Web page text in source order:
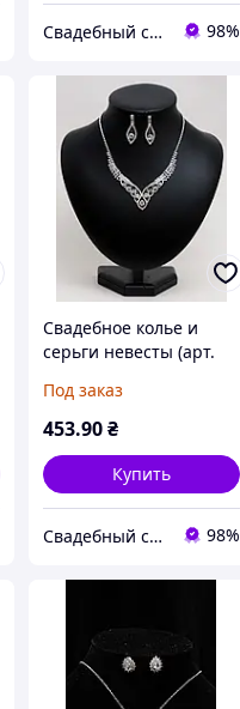
Свадебный салон "ПРИНЦЕССА" 98%
Свадебное колье и
серьги невесты (арт.
Под заказ
453.90 ₴
Купить
Свадебный салон "ПРИНЦЕССА" 98%